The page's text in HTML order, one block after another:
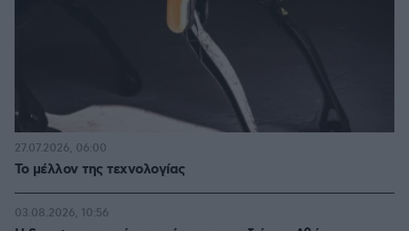
Το μέλλον της τεχνολογίας
27.07.2026, 06:00
03.08.2026, 10:56